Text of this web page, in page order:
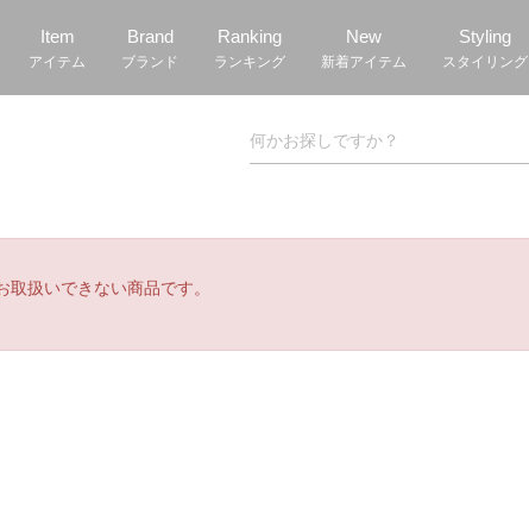
Item
アイテム
Brand
ブランド
Ranking
ランキング
New
新着アイテム
Styling
スタイリング
扱いできない商品です。